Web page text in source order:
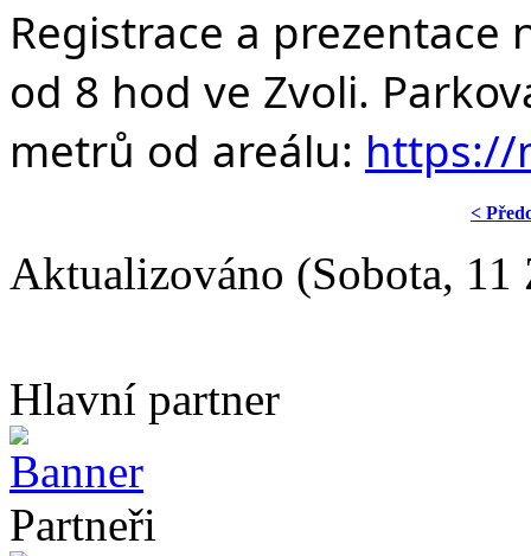
Registrace a prezentace
od 8 hod ve Zvoli.
metrů od areálu: https://
<
Aktualizováno (Sobota,
Hlavní partner
Partneři